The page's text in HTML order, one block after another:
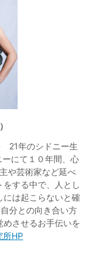
21年のシドニー生
にて１０年間、心
や芸術家など延べ
する中で、人とし
には起こらないと確
分との向き合い方
めさせるお手伝いを
HP